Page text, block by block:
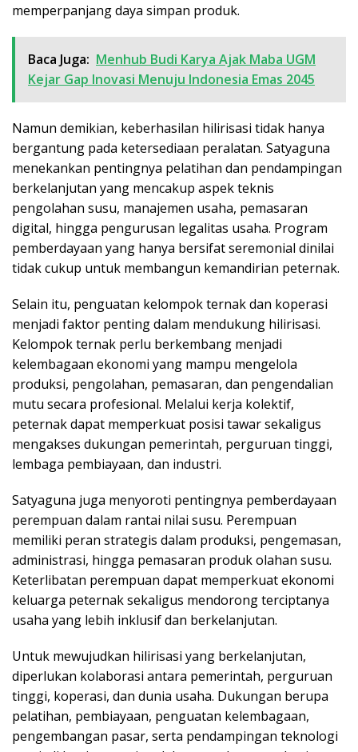
memperpanjang daya simpan produk.
Baca Juga: Menhub Budi Karya Ajak Maba UGM
Kejar Gap Inovasi Menuju Indonesia Emas 2045
Namun demikian, keberhasilan hilirisasi tidak hanya
bergantung pada ketersediaan peralatan. Satyaguna
menekankan pentingnya pelatihan dan pendampingan
berkelanjutan yang mencakup aspek teknis
pengolahan susu, manajemen usaha, pemasaran
digital, hingga pengurusan legalitas usaha. Program
pemberdayaan yang hanya bersifat seremonial dinilai
tidak cukup untuk membangun kemandirian peternak.
Selain itu, penguatan kelompok ternak dan koperasi
menjadi faktor penting dalam mendukung hilirisasi.
Kelompok ternak perlu berkembang menjadi
kelembagaan ekonomi yang mampu mengelola
produksi, pengolahan, pemasaran, dan pengendalian
mutu secara profesional. Melalui kerja kolektif,
peternak dapat memperkuat posisi tawar sekaligus
mengakses dukungan pemerintah, perguruan tinggi,
lembaga pembiayaan, dan industri.
Satyaguna juga menyoroti pentingnya pemberdayaan
perempuan dalam rantai nilai susu. Perempuan
memiliki peran strategis dalam produksi, pengemasan,
administrasi, hingga pemasaran produk olahan susu.
Keterlibatan perempuan dapat memperkuat ekonomi
keluarga peternak sekaligus mendorong terciptanya
usaha yang lebih inklusif dan berkelanjutan.
Untuk mewujudkan hilirisasi yang berkelanjutan,
diperlukan kolaborasi antara pemerintah, perguruan
tinggi, koperasi, dan dunia usaha. Dukungan berupa
pelatihan, pembiayaan, penguatan kelembagaan,
pengembangan pasar, serta pendampingan teknologi